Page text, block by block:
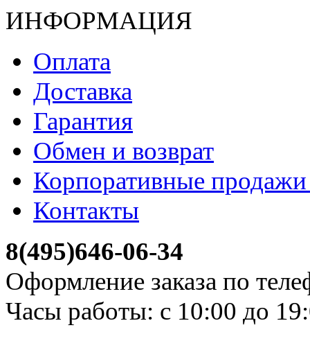
ИНФОРМАЦИЯ
Оплата
Доставка
Гарантия
Обмен и возврат
Корпоративные
Контакты
8(495)646-06-34
Оформление заказа по
Часы работы: с 10:00 до